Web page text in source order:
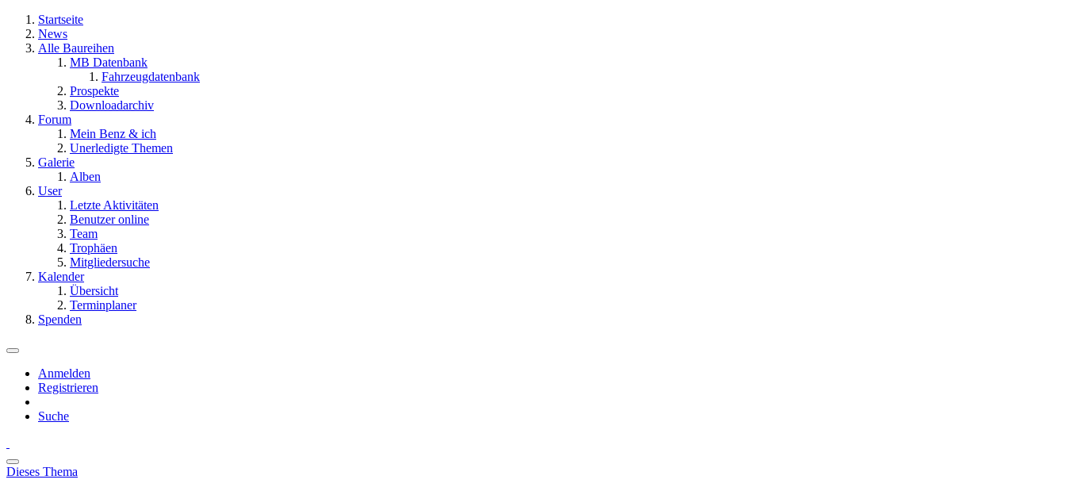
Startseite
News
Alle Baureihen
MB Datenbank
Fahrzeugdatenbank
Prospekte
Downloadarchiv
Forum
Mein Benz & ich
Unerledigte Themen
Galerie
Alben
User
Letzte Aktivitäten
Benutzer online
Team
Trophäen
Mitgliedersuche
Kalender
Übersicht
Terminplaner
Spenden
Anmelden
Registrieren
Suche
Dieses Thema